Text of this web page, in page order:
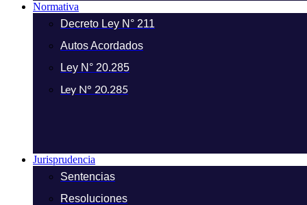
Normativa
Decreto Ley N° 211
Autos Acordados
Ley N° 20.285
Ley N° 20.285
Jurisprudencia
Sentencias
Resoluciones